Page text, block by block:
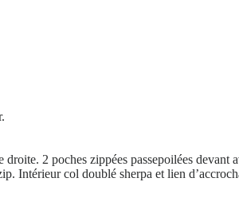
2 poches zippées passepoilées
Intérieur col doublé sherpa et lien